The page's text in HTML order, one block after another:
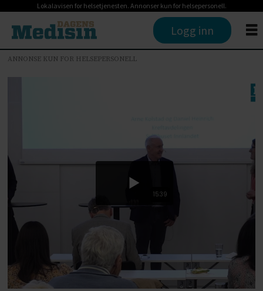
Lokalavisen for helsetjenesten. Annonser kun for helsepersonell.
Logg inn
ANNONSE KUN FOR HELSEPERSONELL